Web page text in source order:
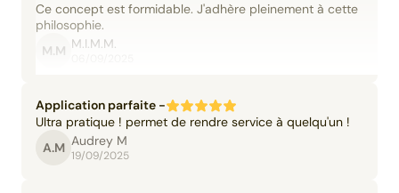
Ce concept est formidable. J'adhère pleinement à cette
philosophie.
M.M M.I.M.M.
Application parfaite -
Ultra pratique ! permet de rendre service à quelqu'un !
A.M Audrey M
19/09/2025